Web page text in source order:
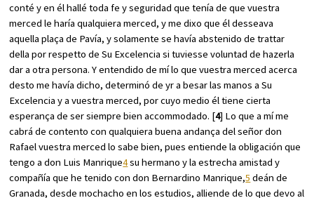
conté y en él hallé toda fe y seguridad que tenía de que vuestra
merced le haría qualquiera merced, y me dixo que él desseava
aquella plaça de Pavía, y solamente se havía abstenido de trattar
della por respetto de Su Excelencia si tuviesse voluntad de hazerla
dar a otra persona. Y entendido de mí lo que vuestra merced acerca
desto me havía dicho, determinó de yr a besar las manos a Su
Excelencia y a vuestra merced, por cuyo medio él tiene cierta
esperança de ser siempre bien accommodado. [4] Lo que a mí me
cabrá de contento con qualquiera buena andança del señor don
Rafael vuestra merced lo sabe bien, pues entiende la obligación que
tengo a don Luis Manrique4su hermano y la estrecha amistad y
compañía que he tenido con don Bernardino Manrique,5 deán de
Granada, desde mochacho en los estudios, alliende de lo que devo al